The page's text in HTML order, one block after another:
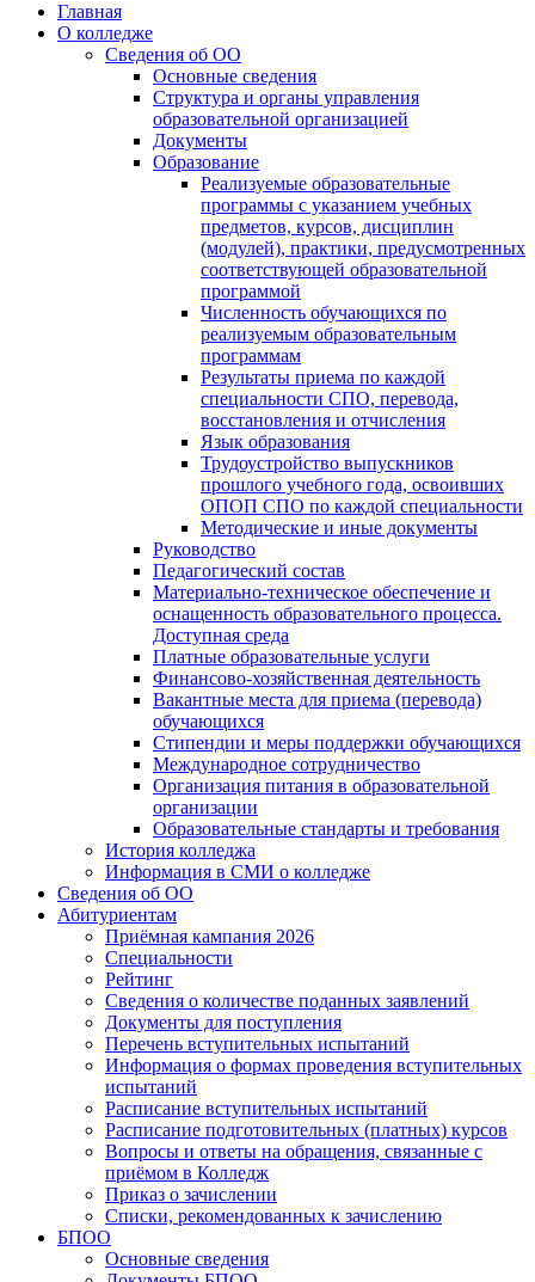
Главная
О колледже
Сведения об ОО
Основные сведения
Структура и органы управления
образовательной организацией
Документы
Образование
Реализуемые образовательные
программы с указанием учебных
предметов, курсов, дисциплин
(модулей), практики, предусмотренных
соответствующей образовательной
программой
Численность обучающихся по
реализуемым образовательным
программам
Результаты приема по каждой
специальности СПО, перевода,
восстановления и отчисления
Язык образования
Трудоустройство выпускников
прошлого учебного года, освоивших
ОПОП СПО по каждой специальности
Методические и иные документы
Руководство
Педагогический состав
Материально-техническое обеспечение и
оснащенность образовательного процесса.
Доступная среда
Платные образовательные услуги
Финансово-хозяйственная деятельность
Вакантные места для приема (перевода)
обучающихся
Стипендии и меры поддержки обучающихся
Международное сотрудничество
Организация питания в образовательной
организации
Образовательные стандарты и требования
История колледжа
Информация в СМИ о колледже
Сведения об ОО
Абитуриентам
Приёмная кампания 2026
Специальности
Рейтинг
Сведения о количестве поданных заявлений
Документы для поступления
Перечень вступительных испытаний
Информация о формах проведения вступительных
испытаний
Расписание вступительных испытаний
Расписание подготовительных (платных) курсов
Вопросы и ответы на обращения, связанные с
приёмом в Колледж
Приказ о зачислении
Списки, рекомендованных к зачислению
БПОО
Основные сведения